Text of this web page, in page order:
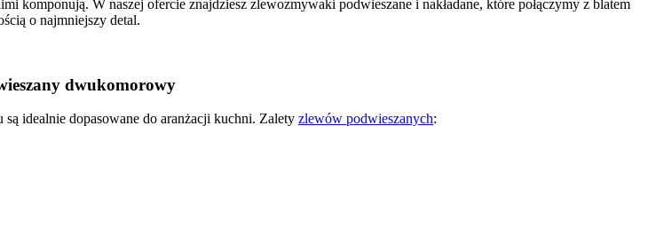
W naszej ofercie znajdziesz zlewozmywaki podwieszane i nakładane, które połączymy z blatem
o najmniejszy detal.
dwukomorowy
idealnie dopasowane do aranżacji kuchni. Zalety zlewów podwieszanych: